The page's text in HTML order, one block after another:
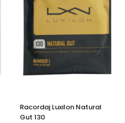
Racordaj Luxilon Natural
Gut 130